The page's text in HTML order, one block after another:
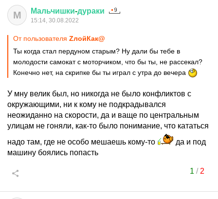
М Мальчишки-дураки
15:14, 30.08.2022
От пользователя ZлойКак@
Ты когда стал пердуном старым? Ну дали бы тебе в
молодости самокат с моторчиком, что бы ты, не рассекал?
Конечно нет, на скрипке бы ты играл с утра до вечера
У мну велик был, но никогда не было конфликтов с
окружающими, ни к кому не подкрадывался
неожиданно на скорости, да и ваще по центральным
улицам не гоняли, как-то было понимание, что кататься
надо там, где не особо мешаешь кому-то
да и под
машину боялись попасть
1 / 2